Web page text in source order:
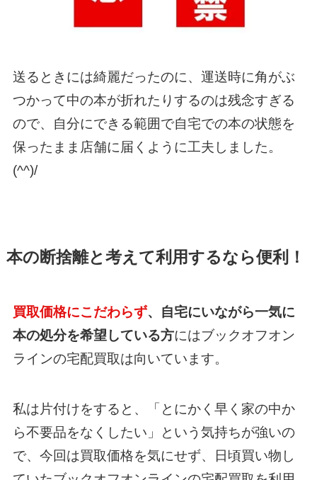
送るときには綺麗だったのに、運送時に角がぶ
つかって中の本が折れたりするのは残念すぎる
ので、自分にできる範囲で自宅での本の状態を
保ったまま店舗に届くように工夫しました。
(^^)/
本の断捨離と考えて利用するなら便利！
買取価格にこだわらず、自宅にいながら一気に
本の処分を希望している方にはブックオフオン
ラインの宅配買取は向いています。
私は片付けをすると、「とにかく早く家の中か
ら不要品をなくしたい」という気持ちが強いの
で、今回は買取価格を気にせず、日頃買い物し